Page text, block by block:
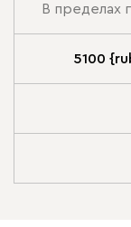
В пределах
5100